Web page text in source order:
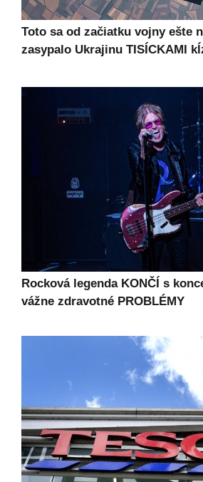
Toto sa od začiatku vojny ešte
zasypalo Ukrajinu TISÍCKAMI
Rocková legenda KONČÍ s
vážne zdravotné PROBLÉMY